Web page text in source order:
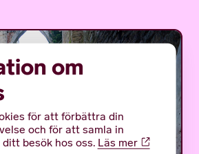
om
för att förbättra din
och för att samla in
besök hos oss. Läs mer